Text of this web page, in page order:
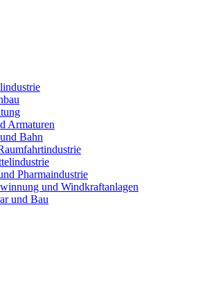
Armaturen
Bahn
Pharmaindustrie
und Windkraftanlagen
und Bau